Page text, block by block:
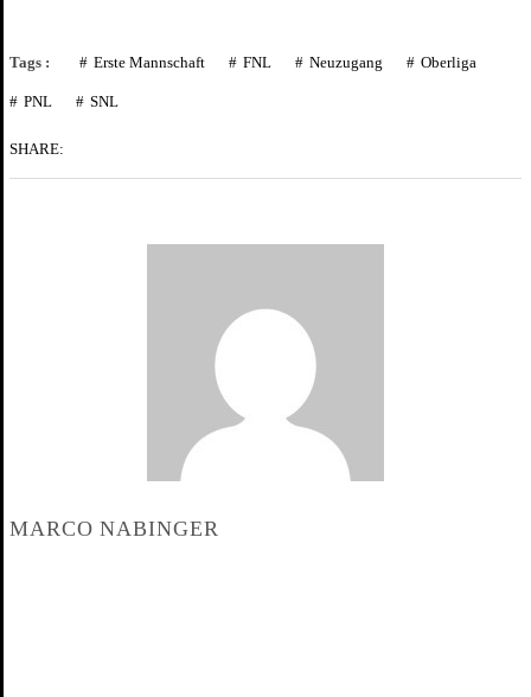
Tags : Erste Mannschaft FNL Neuzugang Oberliga
PNL SNL
SHARE:
MARCO NABINGER